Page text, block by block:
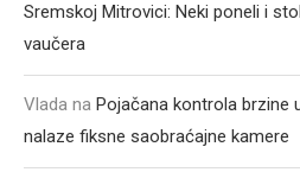
Sremskoj Mitrovici: Neki poneli i
vaučera
Vlada na Pojačana kontrola brzine
nalaze fiksne saobraćajne kamere